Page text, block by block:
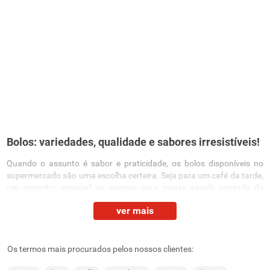
Bolos: variedades, qualidade e sabores irresistíveis!
Quando o assunto é sabor e praticidade, os bolos disponíveis no
supermercado são uma escolha certeira. Seja para um café da tarde,
conveniência para o seu dia a dia. Conheça as opções de bolo da
Bolo de laranja sem glúten
ver mais
Os termos mais procurados pelos nossos clientes: